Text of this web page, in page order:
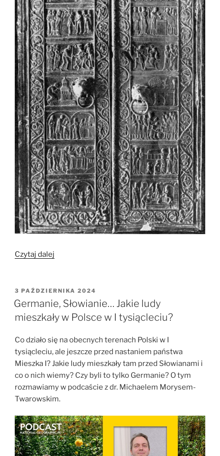
Czytaj dalej
mówią
o
Polsce
Piastów?
Rozmowa
z
profesorem
Andrzejem
Buko”
OPUBLIKOWANE
W
3 PAŹDZIERNIKA 2024
Germanie, Słowianie… Jakie ludy
mieszkały w Polsce w I tysiącleciu?
Co działo się na obecnych terenach Polski w I
tysiącleciu, ale jeszcze przed nastaniem państwa
Mieszka I? Jakie ludy mieszkały tam przed Słowianami i
co o nich wiemy? Czy byli to tylko Germanie? O tym
rozmawiamy w podcaście z dr. Michaelem Morysem-
Twarowskim.